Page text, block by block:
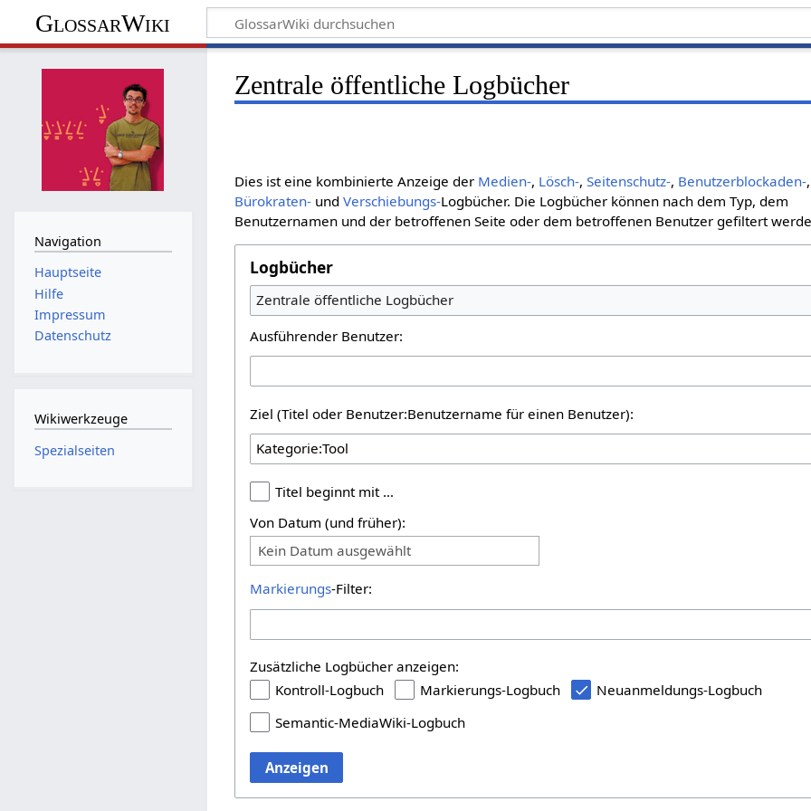
GlossarWiki
Zentrale öffentliche Logbücher
Dies ist eine kombinierte Anzeige der Medien-, Lösch-,Seitenschutz-, Benutzerblockaden-,
Bürokraten- undVerschiebungs-Logbücher. Die Logbücher können nach dem Typ, dem
Benutzernamen und der betroffenen Seite oder dem betroffenen Benutzer gefiltert
Logbücher
Zentrale öffentliche Logbücher
Ausführender Benutzer:
Ziel (Titel oder Benutzer:Benutzername für einen Benutzer):
Titel beginnt mit …
Von Datum (und früher):
Kein Datum ausgewählt
Markierungs-Filter:
Zusätzliche Logbücher anzeigen:
Kontroll-Logbuch
Markierungs-Logbuch
Neuanmeldungs-Logbuch
Semantic-MediaWiki-Logbuch
Anzeigen
Navigation
Hauptseite
Hilfe
Impressum
Datenschutz
Wikiwerkzeuge
Spezialseiten